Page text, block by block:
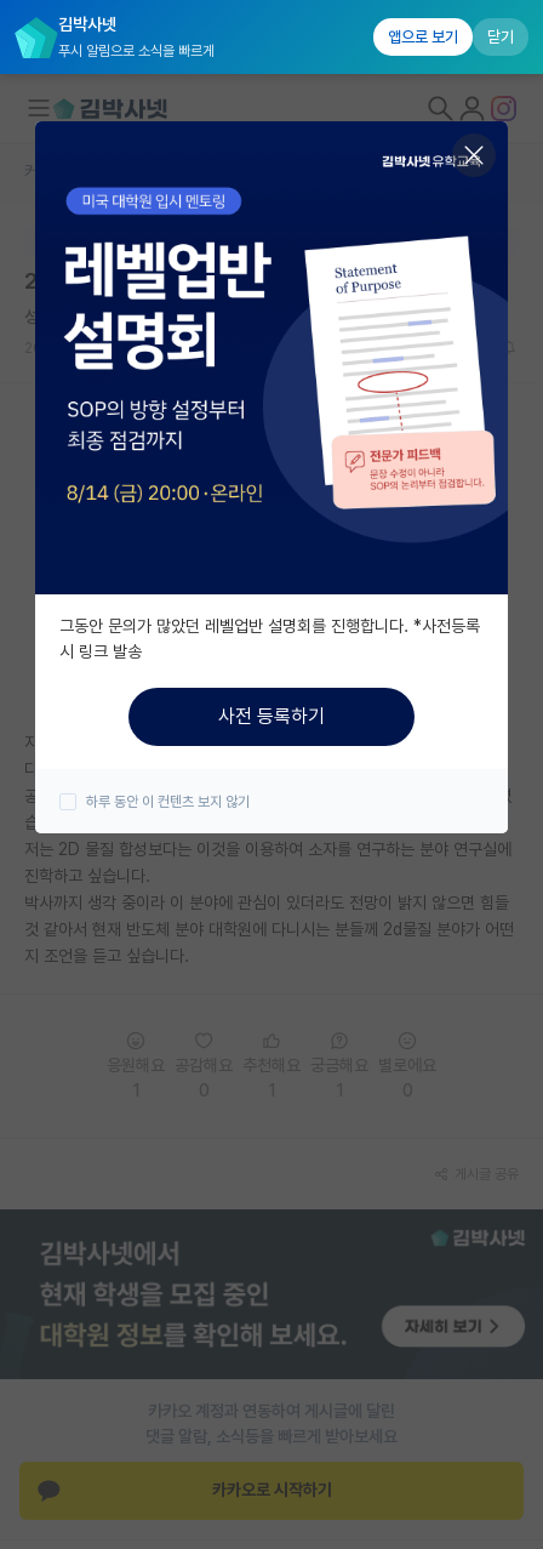
김박사넷
푸시 알림으로 소식을 빠르게
앱으로 보기 닫기
대학원생 모집
국내대학원 정보
연구실&오픈랩
커뮤니티
커뮤니티 홈
전체글보기
베스트 게시판
자유 게시판(아무개랩)
미국 유학 게시판
미국 대학원 합격 후기 게시판
대학원생 모집 게시판
연구실(PI) 홍보 게시판
석박사 채용 정보 게시판
임용 정보 게시판
반도체/AI 게시판
장학금/장학생 게시판
홍보 게시판
커리어
커뮤니티 홈
본문이 수정되지 않는 박제글입니다.
2D물질 연구실 전망
성실한 마리 퀴리
2023.08.12 7 4812
지금 신소재공학과 3-1학년 마치고 대학원 석박통합으로 진학 생각 중입니
다.
공부하고 타대학 연구실에서 인턴을 해보면서 2D 물질에 관심이 더 높아졌
습니다.
저는 2D 물질 합성보다는 이것을 이용하여 소자를 연구하는 분야 연구실에
진학하고 싶습니다.
박사까지 생각 중이라 이 분야에 관심이 있더라도 전망이 밝지 않으면 힘들
것 같아서 현재 반도체 분야 대학원에 다니시는 분들께 2d물질 분야가 어떤
지 조언을 듣고 싶습니다.
카카오 계정과 연동하여 게시글에 달린
댓글 알람, 소식등을 빠르게 받아보세요
카카오로 시작하기
그동안 문의가 많았던 레벨업반 설명회를 진행합니다. *사전등록
시 링크 발송
사전 등록하기
하루 동안 이 컨텐츠 보지 않기